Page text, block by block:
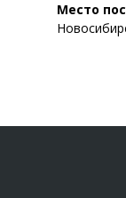
Место